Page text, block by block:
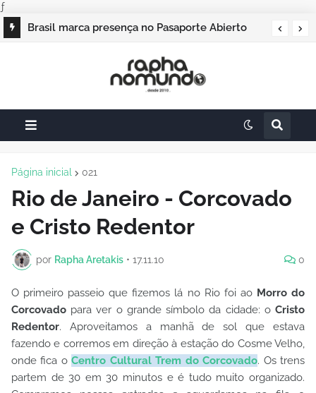
ƒ
Brasil marca presença no Pasaporte Abierto
Campos do Jordão vai sediar o Pasaporte
Página inicial 021
Rio de Janeiro - Corcovado
e Cristo Redentor
por Rapha Aretakis • 17.11.10 0
O primeiro passeio que fizemos lá no Rio foi ao Morro do
Corcovado para ver o grande símbolo da cidade: o Cristo
Redentor. Aproveitamos a manhã de sol que estava
fazendo e corremos em direção à estação do Cosme Velho,
onde fica oCentro Cultural Trem do Corcovado. Os trens
partem de 30 em 30 minutos e é tudo muito organizado.